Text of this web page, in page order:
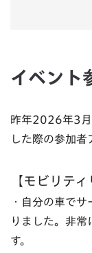
イベント
昨年2026年3
した際の参加者
【モビリテ
・自分の車で
りました。非常
す。